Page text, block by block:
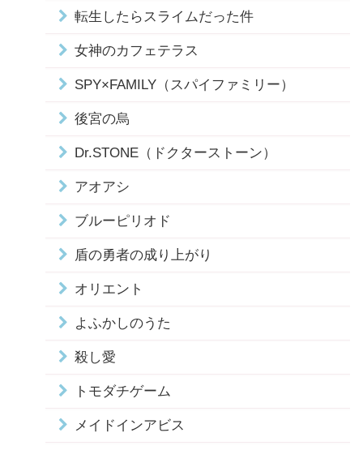
転生したらスライムだった件
女神のカフェテラス
SPY×FAMILY（スパイファミリー）
後宮の烏
Dr.STONE（ドクターストーン）
アオアシ
ブルーピリオド
盾の勇者の成り上がり
オリエント
よふかしのうた
殺し愛
トモダチゲーム
メイドインアビス